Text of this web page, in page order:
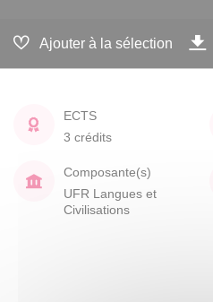
Ajouter à la sélection
ECTS
3 crédits
Composante(s)
UFR Langues et
Civilisations